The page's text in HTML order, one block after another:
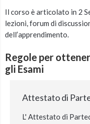
Il corso è articolato in 2
lezioni, forum di
dell’apprendimento.
Regole per
gli Esami
Attestato di
L' Attestato di